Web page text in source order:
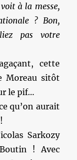
à la messe,
? Bon,
pas votre
cette
Moreau sitôt
le pif…
qu’on aurait
Sarkozy
! Avec